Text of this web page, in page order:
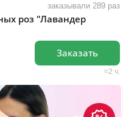
заказывали 289 раз
роз "Лавандер
2 ч.
Заказать